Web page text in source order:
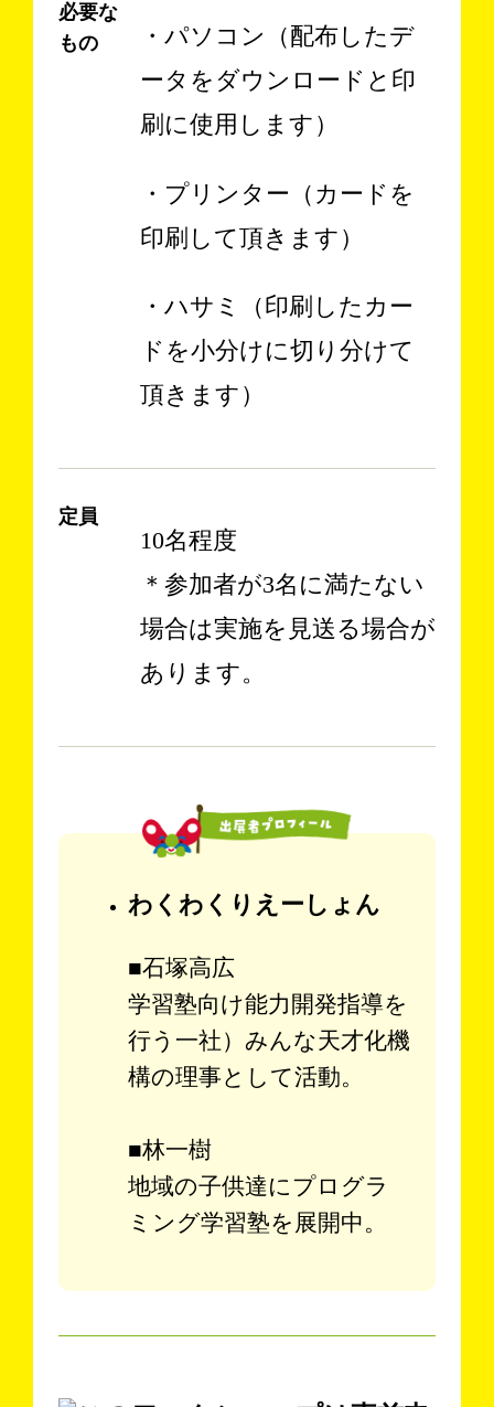
必要な
もの
・パソコン（配布したデ
ータをダウンロードと印
刷に使用します）
・プリンター（カードを
印刷して頂きます）
・ハサミ（印刷したカー
ドを小分けに切り分けて
頂きます）
定員
10名程度
＊参加者が3名に満たない
場合は実施を見送る場合が
あります。
わくわくりえーしょん
■石塚高広
学習塾向け能力開発指導を
行う一社）みんな天才化機
構の理事として活動。
■林一樹
地域の子供達にプログラ
ミング学習塾を展開中。